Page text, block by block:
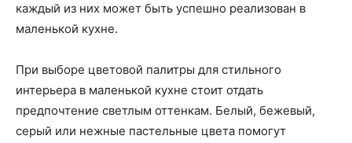
каждый из них может быть успешно реализован в
маленькой кухне.
При выборе цветовой палитры для стильного
интерьера в маленькой кухне стоит отдать
предпочтение светлым оттенкам. Белый, бежевый,
серый или нежные пастельные цвета помогут